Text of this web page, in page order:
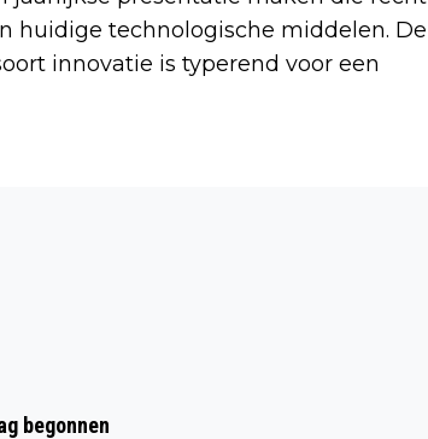
huidige technologische middelen. De
innovatie is typerend voor een
begonnen